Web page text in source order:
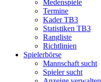
Medenspiele
Termine
Kader TB3
Statistiken TB3
Rangliste
Richtlinien
Spielerbörse
Mannschaft sucht
Spieler sucht